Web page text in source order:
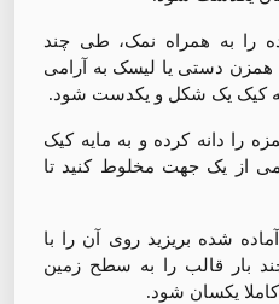
را به همراه نمک، طی چند
همزن دستی یا لیسک به آرامی
کیک یک شکل و یکدست شود.
را دانه کرده و به مایه کیک
از یک جهت مخلوط کنید تا
شده بریزید روی آن را با
بار قالب را به سطح زمین
یکسان شود.